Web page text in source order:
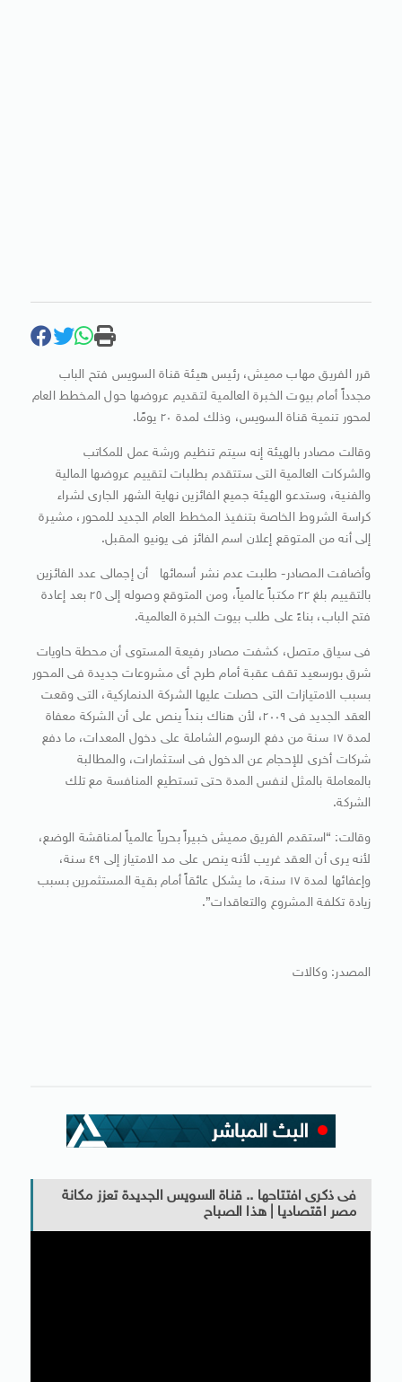
قرر الفريق مهاب مميش، رئيس هيئة قناة السويس فتح الباب
مجدداً أمام بيوت الخبرة العالمية لتقديم عروضها حول المخطط العام
لمحور تنمية قناة السويس، وذلك لمدة ٢٠ يومًا.
وقالت مصادر بالهيئة إنه سيتم تنظيم ورشة عمل للمكاتب
والشركات العالمية التى ستتقدم بطلبات لتقييم عروضها المالية
والفنية، وستدعو الهيئة جميع الفائزين نهاية الشهر الجارى لشراء
كراسة الشروط الخاصة بتنفيذ المخطط العام الجديد للمحور، مشيرة
إلى أنه من المتوقع إعلان اسم الفائز فى يونيو المقبل.
وأضافت المصادر- طلبت عدم نشر أسمائها أن إجمالى عدد الفائزين
بالتقييم بلغ ٢٢ مكتباً عالمياً، ومن المتوقع وصوله إلى ٢٥ بعد إعادة
فتح الباب، بناءً على طلب بيوت الخبرة العالمية.
فى سياق متصل، كشفت مصادر رفيعة المستوى أن محطة حاويات
شرق بورسعيد تقف عقبة أمام طرح أى مشروعات جديدة فى المحور
بسبب الامتيازات التى حصلت عليها الشركة الدنماركية، التى وقعت
العقد الجديد فى ٢٠٠٩، لأن هناك بنداً ينص على أن الشركة معفاة
لمدة ١٧ سنة من دفع الرسوم الشاملة على دخول المعدات، ما دفع
شركات أخرى للإحجام عن الدخول فى استثمارات، والمطالبة
بالمعاملة بالمثل لنفس المدة حتى تستطيع المنافسة مع تلك
الشركة.
وقالت: “استقدم الفريق مميش خبيراً بحرياً عالمياً لمناقشة الوضع،
لأنه يرى أن العقد غريب لأنه ينص على مد الامتياز إلى ٤٩ سنة،
وإعفائها لمدة ١٧ سنة، ما يشكل عائقاً أمام بقية المستثمرين بسبب
زيادة تكلفة المشروع والتعاقدات”.
المصدر: وكالات
فى ذكرى افتتاحها .. قناة السويس الجديدة تعزز مكانة
مصر اقتصاديا | هذا الصباح